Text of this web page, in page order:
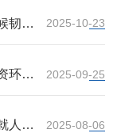
韧性
2025-10-23
环所
2025-09-25
人工
2025-08-06